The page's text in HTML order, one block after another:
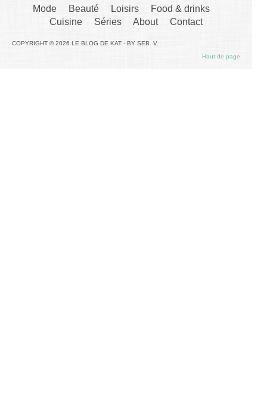
Mode Beauté Loisirs
Food & drinks
Cuisine
Séries About Contact
COPYRIGHT © 2026 LE BLOG DE KAT - BY SEB. V.
Haut de page